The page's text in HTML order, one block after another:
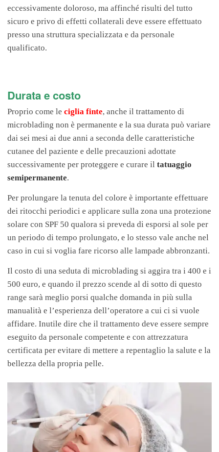
eccessivamente doloroso, ma affinché risulti del tutto
sicuro e privo di effetti collaterali deve essere effettuato
presso una struttura specializzata e da personale
qualificato.
Durata e costo
Proprio come le ciglia finte, anche il trattamento di
microblading non è permanente e la sua durata può variare
dai sei mesi ai due anni a seconda delle caratteristiche
cutanee del paziente e delle precauzioni adottate
successivamente per proteggere e curare il tatuaggio
semipermanente.
Per prolungare la tenuta del colore è importante effettuare
dei ritocchi periodici e applicare sulla zona una protezione
solare con SPF 50 qualora si preveda di esporsi al sole per
un periodo di tempo prolungato, e lo stesso vale anche nel
caso in cui si voglia fare ricorso alle lampade abbronzanti.
Il costo di una seduta di microblading si aggira tra i 400 e i
500 euro, e quando il prezzo scende al di sotto di questo
range sarà meglio porsi qualche domanda in più sulla
manualità e l’esperienza dell’operatore a cui ci si vuole
affidare. Inutile dire che il trattamento deve essere sempre
eseguito da personale competente e con attrezzatura
certificata per evitare di mettere a repentaglio la salute e la
bellezza della propria pelle.